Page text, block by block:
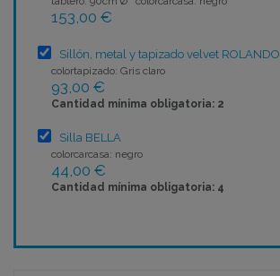
153,00 €
Sillón, metal y tapizado velvet ROLANDO
colortapizado: Gris claro
93,00 €
Cantidad mínima obligatoria: 2
Silla BELLA
colorcarcasa: negro
44,00 €
Cantidad mínima obligatoria: 4